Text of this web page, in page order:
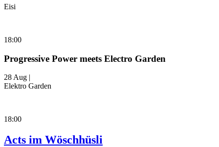
Eisi
18:00
Progressive Power meets Electro Garden
28 Aug |
Elektro Garden
18:00
Acts im Wöschhüsli